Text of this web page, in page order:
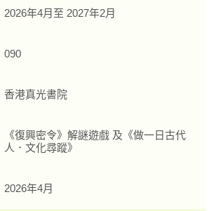
2026年4月至 2027年2月
090
香港真光書院
《復興密令》解謎遊戲 及《做一日古代
人．文化尋蹤》
2026年4月